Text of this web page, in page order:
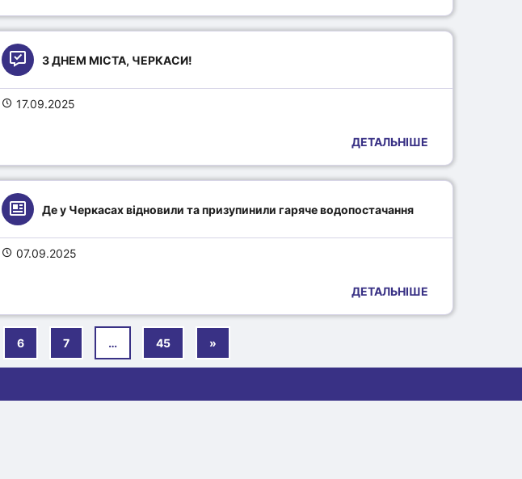
З ДНЕМ МІСТА, ЧЕРКАСИ!
17.09.2025
ДЕТАЛЬНІШЕ
Де у Черкасах відновили та призупинили гаряче водопостачання
07.09.2025
ДЕТАЛЬНІШЕ
6 7 … 45 »